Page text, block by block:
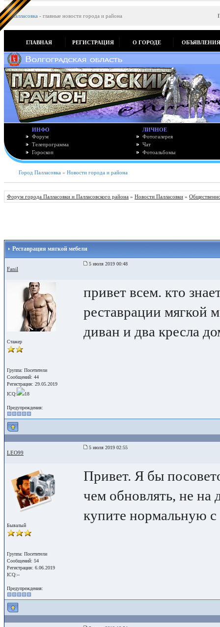
Палласовка - главные новости города и района
ГЛАВНАЯ РЕГИСТРАЦИЯ О ГОРОДЕ ОБЪЯВЛЕНИЯ
ИНФО
Форум
Телепрограмма
Гороскоп
ЛИЧНОЕ
Фотогалерея
Чат
Фотоальбомы
Город Палласовка » Новости города и района
Форум города Палласовки и Палласовского района » Новости Палласовки »
Реставрация мягкой мебели
Fanil
5 июля 2019 00:48
Стажер
Группа: Посетители
Сообщений: 44
Регистрация: 29.05.2019
ICQ:
18
Предупреждения:
привет всем. кто
реставрации мягкой
диван и два кресла
LEO99
5 июля 2019 02:55
Бывалый
Группа: Посетители
Сообщений: 54
Регистрация: 6.06.2019
ICQ:--
Предупреждения:
Привет. Я бы
чем обновлять, не на
купите нормальную с